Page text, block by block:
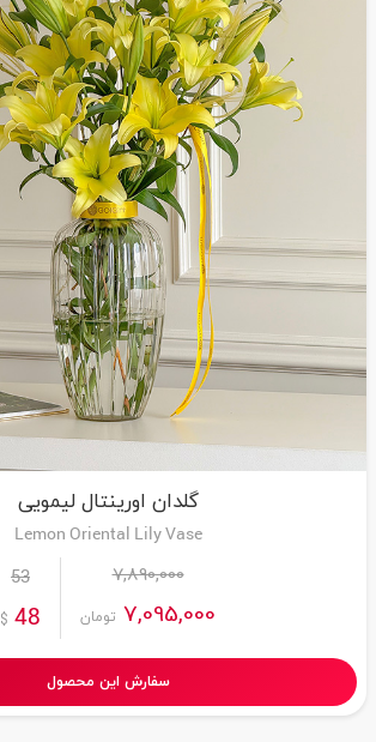
گلدان اورینتال لیمویی
Lemon Oriental Lily Vase
7,890,000
7,095,000 تومان
53
48
$
سفارش این محصول